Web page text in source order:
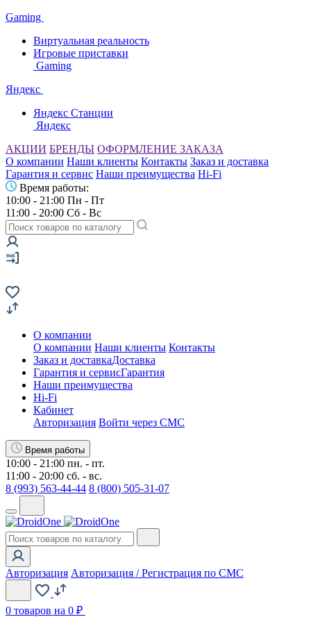
Gaming
Виртуальная реальность
Игровые приставки
Gaming
Яндекс
Яндекс Станции
Яндекс
АКЦИИ БРЕНДЫ ОФОРМЛЕНИЕ ЗАКАЗА
О компании Наши клиенты Контакты Заказ и доставка
Гарантия и сервис Наши преимущества Hi-Fi
Время работы:
10:00 - 21:00 Пн - Пт
11:00 - 20:00 Сб - Вс
О компании
О компании Наши клиенты Контакты
Заказ и доставкаДоставка
Гарантия и сервисГарантия
Наши преимущества
Hi-Fi
Кабинет
Авторизация Войти через СМС
Время работы
10:00 - 21:00 пн. - пт.
11:00 - 20:00 сб. - вс.
8 (993) 563-44-44 8 (800) 505-31-07
Авторизация Авторизация / Регистрация по СМС
0 товаров на 0 ₽